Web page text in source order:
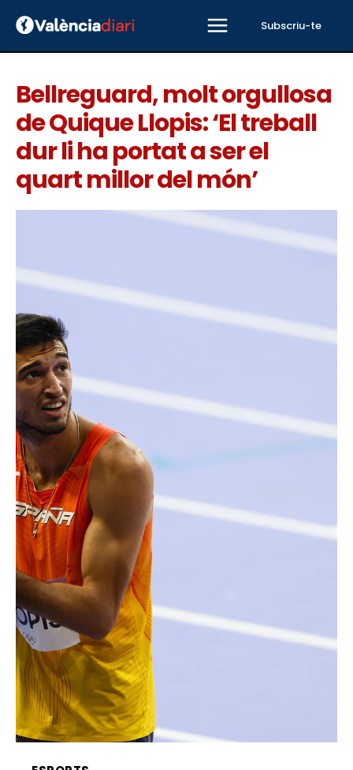
Subscriu-te
Bellreguard, molt orgullosa
de Quique Llopis: ‘El treball
dur li ha portat a ser el
quart millor del món’